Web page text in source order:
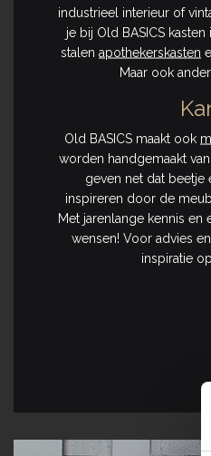
industrieel interieur of
je bij Old BASICS
stalen apothekerskasten
Maar ook
Old BASICS maakt ook
worden handgemaakt
geven net dat beetje
inspireren door de
Met jarenlange kennis
wensen! Voor advies
inspiratie